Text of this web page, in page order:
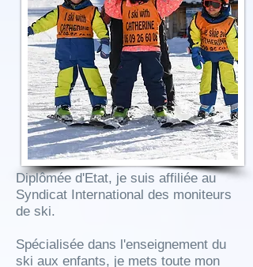
Diplômée d'Etat, je suis affiliée au
Syndicat International des moniteurs
de ski.
Spécialisée dans l'enseignement du
ski aux enfants, je mets toute mon